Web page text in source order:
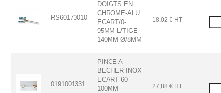
RS60170010
DOIGTS EN
CHROME-ALU
ECART/0-
95MM L/TIGE
140MM Ø/8MM
18,02 € HT
0191001331
PINCE A
BECHER INOX
ECART 60-
100MM
27,88 € HT